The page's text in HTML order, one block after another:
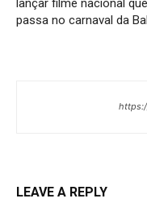
passa no carnaval da
LEAVE A REPLY